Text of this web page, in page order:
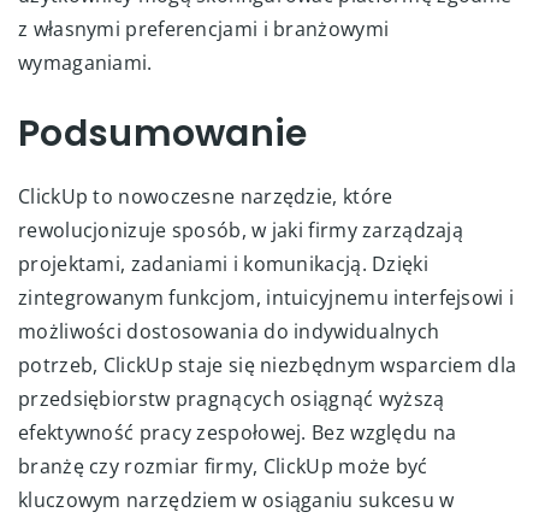
z własnymi preferencjami i branżowymi
wymaganiami.
Podsumowanie
ClickUp to nowoczesne narzędzie, które
rewolucjonizuje sposób, w jaki firmy zarządzają
projektami, zadaniami i komunikacją. Dzięki
zintegrowanym funkcjom, intuicyjnemu interfejsowi i
możliwości dostosowania do indywidualnych
potrzeb, ClickUp staje się niezbędnym wsparciem dla
przedsiębiorstw pragnących osiągnąć wyższą
efektywność pracy zespołowej. Bez względu na
branżę czy rozmiar firmy, ClickUp może być
kluczowym narzędziem w osiąganiu sukcesu w